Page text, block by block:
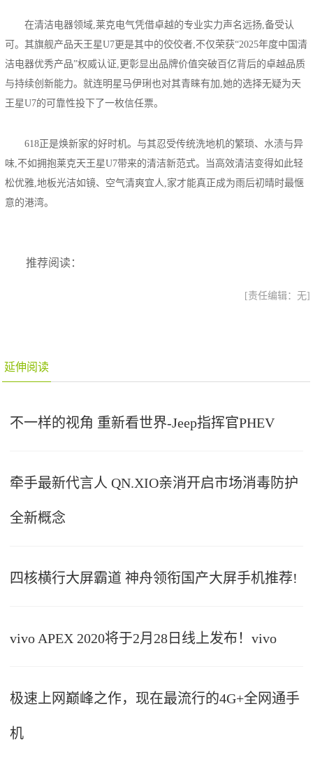
在清洁电器领域,莱克电气凭借卓越的专业实力声名远扬,备受认
可。其旗舰产品天王星U7更是其中的佼佼者,不仅荣获“2025年度中国清
洁电器优秀产品”权威认证,更彰显出品牌价值突破百亿背后的卓越品质
与持续创新能力。就连明星马伊琍也对其青睐有加,她的选择无疑为天
王星U7的可靠性投下了一枚信任票。
618正是焕新家的好时机。与其忍受传统洗地机的繁琐、水渍与异
味,不如拥抱莱克天王星U7带来的清洁新范式。当高效清洁变得如此轻
松优雅,地板光洁如镜、空气清爽宜人,家才能真正成为雨后初晴时最惬
意的港湾。
推荐阅读：
[责任编辑：无]
延伸阅读
不一样的视角 重新看世界-Jeep指挥官PHEV
牵手最新代言人 QN.XIO亲消开启市场消毒防护
全新概念
四核横行大屏霸道 神舟领衔国产大屏手机推荐!
vivo APEX 2020将于2月28日线上发布！vivo
极速上网巅峰之作，现在最流行的4G+全网通手
机